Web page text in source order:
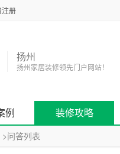
注册
扬州
扬州家居装修领先门户网站！
例 装修攻略
>问答列表